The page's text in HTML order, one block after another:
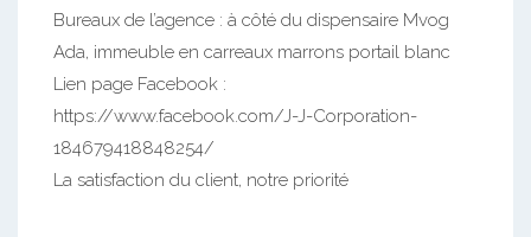
Bureaux de l’agence : à côté du dispensaire Mvog
Ada, immeuble en carreaux marrons portail blanc
Lien page Facebook :
https://www.facebook.com/J-J-Corporation-
184679418848254/
La satisfaction du client, notre priorité